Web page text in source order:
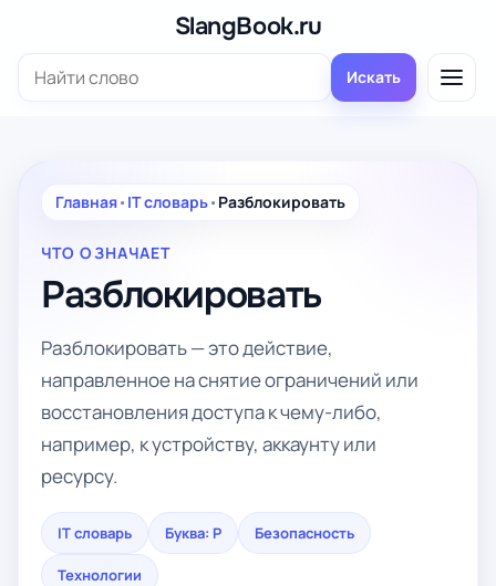
содержимому
SlangBook.ru
Поиск: Искать
Главная• IT словарь• Разблокировать
ЧТО ОЗНАЧАЕТ
Разблокировать
Разблокировать — это действие,
направленное на снятие ограничений или
восстановления доступа к чему-либо,
например, к устройству, аккаунту или
ресурсу.
IT словарь Буква: Р Безопасность
Технологии